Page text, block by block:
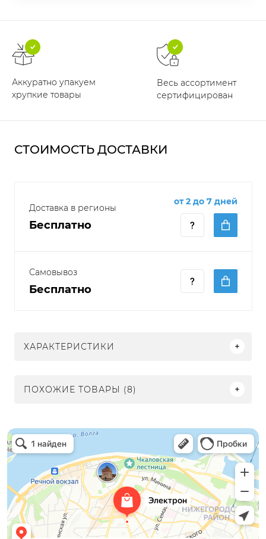
Аккуратно упакуем
хрупкие товары
Весь ассортимент
сертифицирован
СТОИМОСТЬ ДОСТАВКИ
Доставка в регионы
Бесплатно
от 2 до 7 дней
Самовывоз
Бесплатно
ХАРАКТЕРИСТИКИ
ПОХОЖИЕ ТОВАРЫ (8)
Электрон
Светильники в Нижнем Новгороде
Электротехническая продукция в Нижнем Новгороде